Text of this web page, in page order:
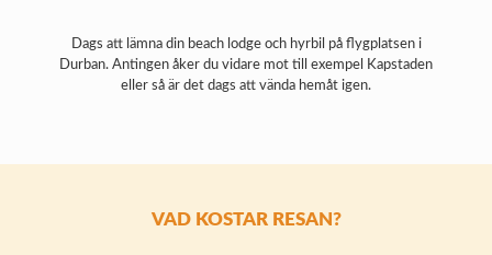
Dags att lämna din beach lodge och hyrbil på flygplatsen i
Durban. Antingen åker du vidare mot till exempel Kapstaden
eller så är det dags att vända hemåt igen.
VAD KOSTAR RESAN?